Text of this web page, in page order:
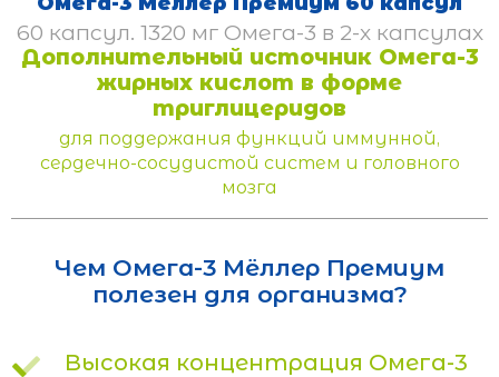
60 капсул. 1320 мг Омега-3 в 2-х капсулах
Дополнительный источник Омега-3
жирных кислот в форме
триглицеридов
для поддержания функций иммунной,
сердечно-сосудистой систем и головного
мозга
Чем Омега-3 Мёллер Премиум
полезен для организма?
Высокая концентрация Омега-3